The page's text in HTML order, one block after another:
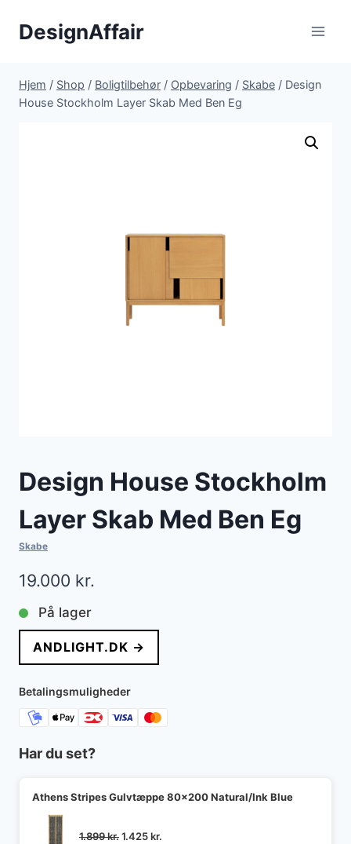
DesignAffair
Hjem / Shop / Boligtilbehør / Opbevaring / Skabe / Design
House Stockholm Layer Skab Med Ben Eg
Design House Stockholm
Layer Skab Med Ben Eg
Skabe
19.000 kr.
På lager
ANDLIGHT.DK →
Betalingsmuligheder
Har du set?
Athens Stripes Gulvtæppe 80x200 Natural/Ink Blue
1.899kr.Den
1.425kr.